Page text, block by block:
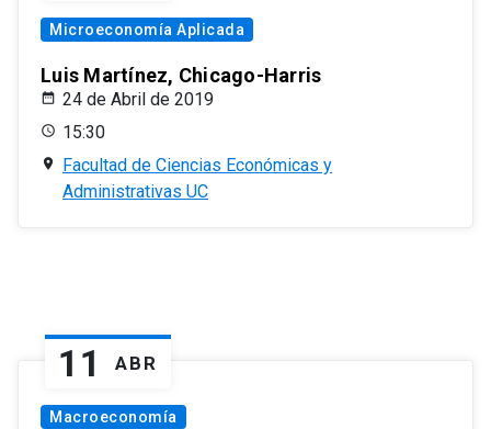
Microeconomía Aplicada
Luis Martínez, Chicago-Harris
24 de Abril de 2019
15:30
Facultad de Ciencias Económicas y
Administrativas UC
11 ABR
Macroeconomía